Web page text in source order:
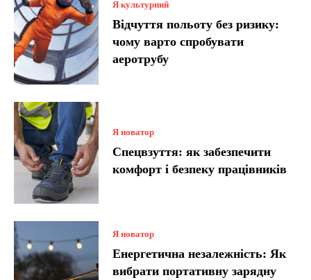
Я культурний
Відчуття польоту без ризику:
чому варто спробувати
аеротрубу
Я новатор
Спецвзуття: як забезпечити
комфорт і безпеку працівників
Я новатор
Енергетична незалежність: Як
вибрати портативну зарядну